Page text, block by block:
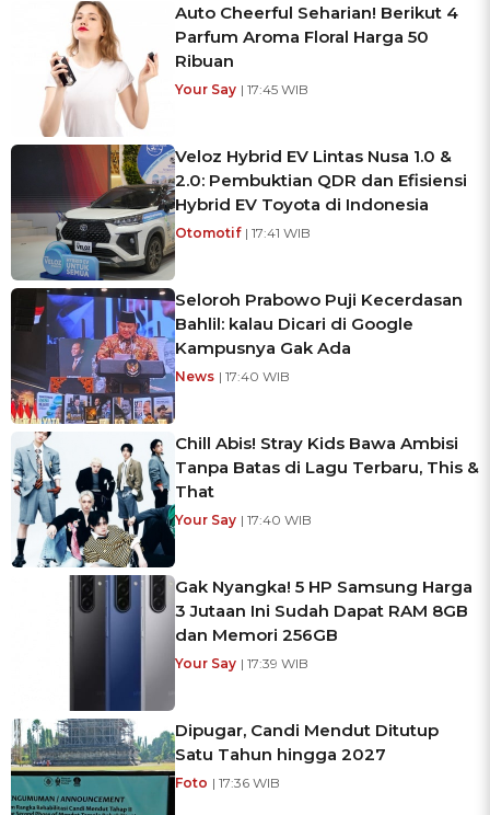
Auto Cheerful Seharian! Berikut 4
Parfum Aroma Floral Harga 50
Ribuan
Your Say | 17:45 WIB
Veloz Hybrid EV Lintas Nusa 1.0 &
2.0: Pembuktian QDR dan Efisiensi
Hybrid EV Toyota di Indonesia
Otomotif | 17:41 WIB
Seloroh Prabowo Puji Kecerdasan
Bahlil: kalau Dicari di Google
Kampusnya Gak Ada
News | 17:40 WIB
Chill Abis! Stray Kids Bawa Ambisi
Tanpa Batas di Lagu Terbaru, This &
That
Your Say | 17:40 WIB
Gak Nyangka! 5 HP Samsung Harga
3 Jutaan Ini Sudah Dapat RAM 8GB
dan Memori 256GB
Your Say | 17:39 WIB
Dipugar, Candi Mendut Ditutup
Satu Tahun hingga 2027
Foto | 17:36 WIB